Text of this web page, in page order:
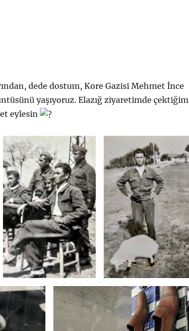
dede dostum, Kore Gazisi Mehmet İnce
yaşıyoruz. Elazığ ziyaretimde çektiğim
eylesin